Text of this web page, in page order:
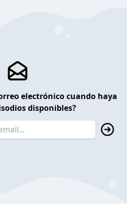
electrónico cuando haya
disponibles?